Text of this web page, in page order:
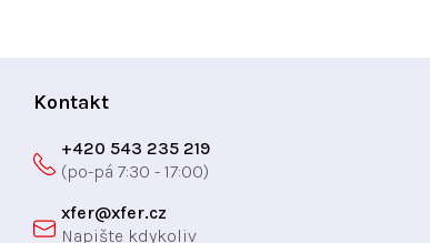
Kontakt
xfer@xfer.cz
+420 543 235 219